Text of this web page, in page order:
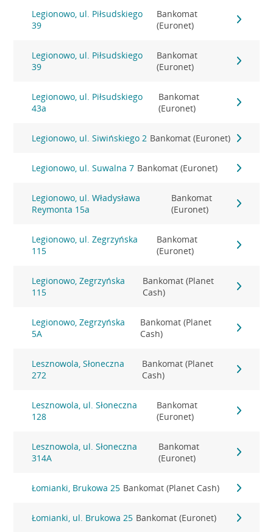
Legionowo, ul. Piłsudskiego
39
Bankomat
(Euronet)
Legionowo, ul. Piłsudskiego
39
Bankomat
(Euronet)
Legionowo, ul. Piłsudskiego
43a
Bankomat
(Euronet)
Legionowo, ul. Siwińskiego 2 Bankomat (Euronet)
Legionowo, ul. Suwalna 7 Bankomat (Euronet)
Legionowo, ul. Władysława
Reymonta 15a
Bankomat
(Euronet)
Legionowo, ul. Zegrzyńska
115
Bankomat
(Euronet)
Legionowo, Zegrzyńska
115
Bankomat (Planet
Cash)
Legionowo, Zegrzyńska
5A
Bankomat (Planet
Cash)
Lesznowola, Słoneczna
272
Bankomat (Planet
Cash)
Lesznowola, ul. Słoneczna
128
Bankomat
(Euronet)
Lesznowola, ul. Słoneczna
314A
Bankomat
(Euronet)
Łomianki, Brukowa 25 Bankomat (Planet Cash)
Łomianki, ul. Brukowa 25 Bankomat (Euronet)